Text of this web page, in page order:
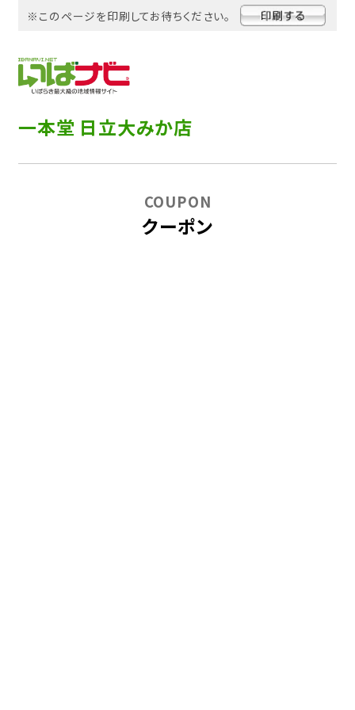
※このページを印刷してお待ちください。
一本堂 日立大みか店
クーポン
COUPON